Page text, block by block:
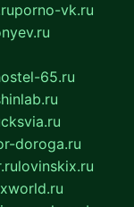
porno-vk.ru
65.ru
doroga.ru
lovinskix.ru